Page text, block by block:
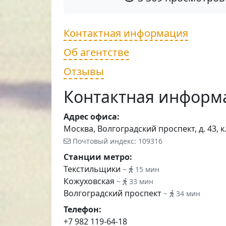
Контактная информация
Об агентстве
Отзывы
Контактная
Адрес офиса:
Москва, Волгоградский проспект, д. 43,
Почтовый индекс: 109316
Станции метро:
Текстильщики ~ 15 мин
Кожуховская ~ 33 мин
Волгоградский проспект ~ 34 мин
Телефон:
+7 982 119-64-18